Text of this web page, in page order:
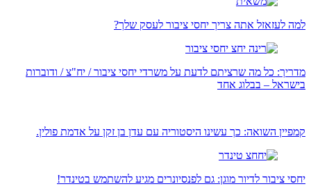
למה לעזאזל אתה צריך יחסי ציבור לעסק שלך?
מדריך: כל מה שרציתם לדעת על משרדי יחסי ציבור / יח"צ / ודוברות
בישראל – בבלוג אחד
קמפיין השואה: כך עשינו היסטוריה עם עדן בן זקן על אדמת פולין.
יחסי ציבור לדיור מוגן: גם לפנסיונרים מגיע להשתמש בטינדר!